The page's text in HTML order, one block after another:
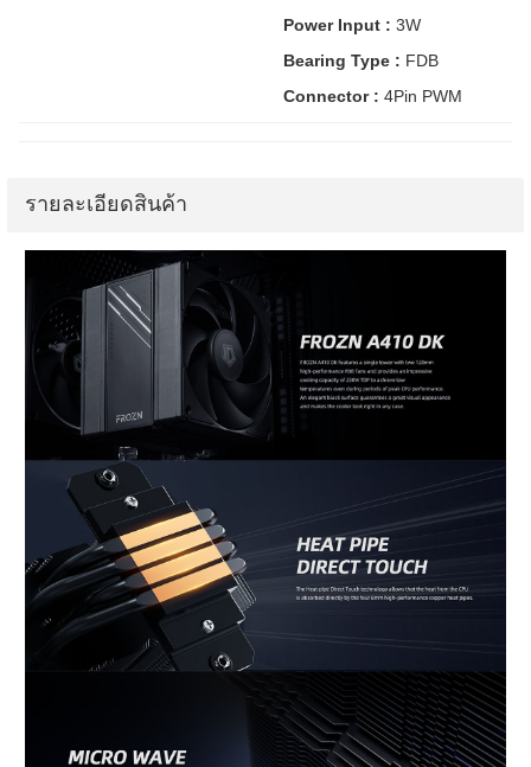
Power Input : 3W
Bearing Type : FDB
Connector : 4Pin PWM
รายละเอียดสินค้า